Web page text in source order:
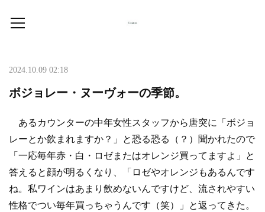
2024.10.09 02:18
ボジョレー・ヌーヴォーの季節。
あるカウンターの中年女性スタッフから唐突に「ボジョ
レーとか飲まれますか？」と恐る恐る（？）聞かれたので
「一応毎年赤・白・ロゼまたはオレンジ買ってますよ」と
答えると顔が明るくなり、「ロゼやオレンジもあるんです
ね。私ワインはあまり飲めないんですけど、流されやすい
性格でつい毎年買っちゃうんです（笑）」と返ってきた。